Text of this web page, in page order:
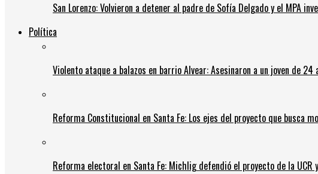
San Lorenzo: Volvieron a detener al padre de Sofía Delgado y el MPA
Política
Violento ataque a balazos en barrio Alvear: Asesinaron a un joven de
Reforma Constitucional en Santa Fe: Los ejes del proyecto que busca
Reforma electoral en Santa Fe: Michlig defendió el proyecto de la